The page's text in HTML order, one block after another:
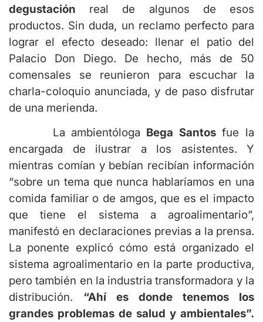
degustación real de algunos de esos
productos. Sin duda, un reclamo perfecto para
lograr el efecto deseado: llenar el patio del
Palacio Don Diego. De hecho, más de 50
comensales se reunieron para escuchar la
charla-coloquio anunciada, y de paso disfrutar
de una merienda.
La ambientóloga Bega Santosfue la
encargada de ilustrar a los asistentes. Y
mientras comían y bebían recibían información
“sobre un tema que nunca hablaríamos en una
comida familiar o de amgos, que es el impacto
que tiene el sistema a agroalimentario”,
manifestó en declaraciones previas a la prensa.
La ponente explicó cómo está organizado el
sistema agroalimentario en la parte productiva,
pero también en la industria transformadora y la
distribución. “Ahí es donde tenemos los
grandes problemas de salud y ambientales”.